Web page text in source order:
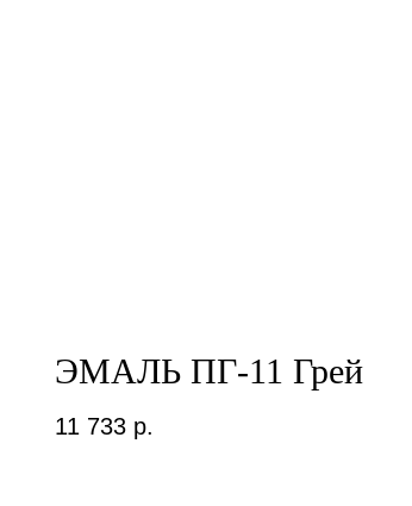
ЭМАЛЬ ПГ-11 Грей
11 733 р.